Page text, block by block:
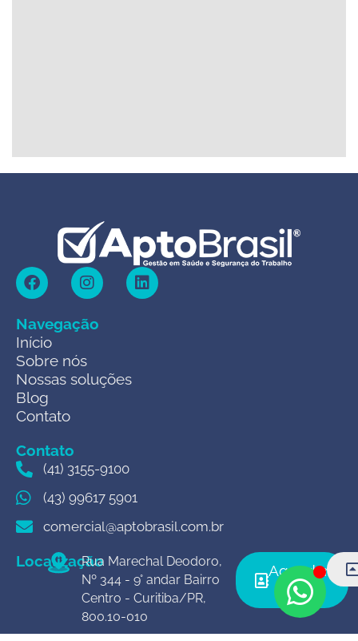
Navegação
Início
Sobre nós
Nossas soluções
Blog
Contato
Contato
(41) 3155-9100
(43) 99617 5901
comercial@aptobrasil.com.br
LocalizaçãoRua Marechal Deodoro,
Nº 344 - 9° andar Bairro
Centro - Curitiba/PR,
800.10-010
Agendar
agora